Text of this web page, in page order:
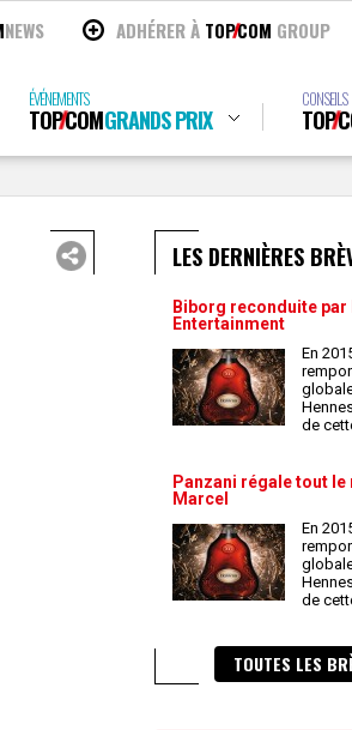
NEWS ADHÉRER À TOPCOM GROUP
ÉVÉNEMENTS
TOPCOMGRANDS PRIX
CONSEILS
TOP
LES DERNIÈRES
Biborg reconduite par
Entertainment
En
de
Panzani régale tout le
Marcel
En
de
TOUTES LES